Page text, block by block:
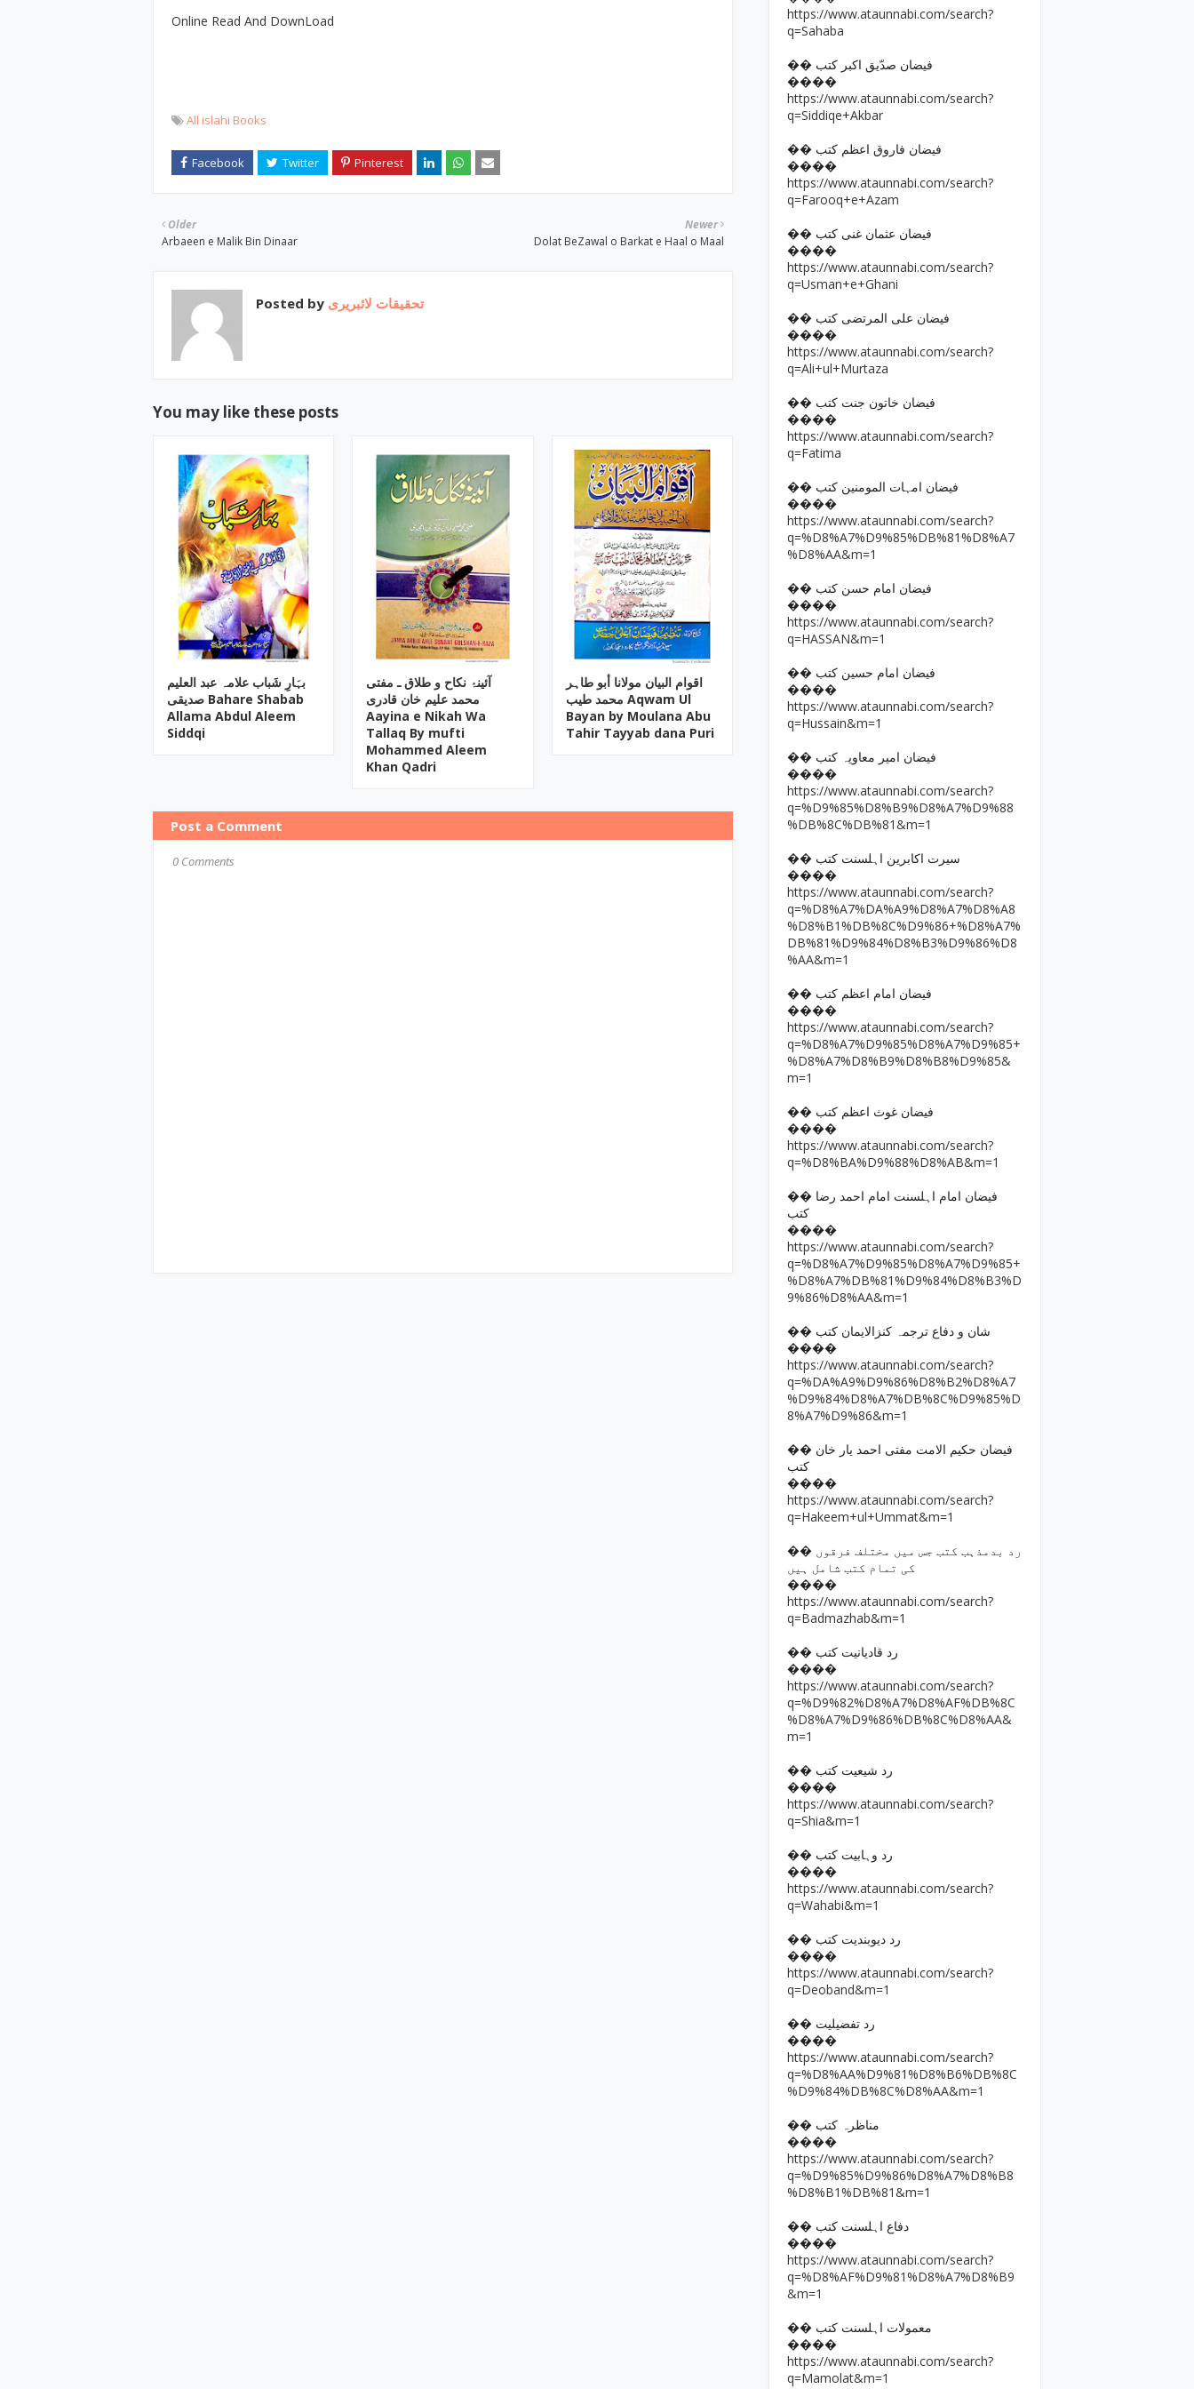
Online Read And DownLoad
All islahi Books
Newer
Dolat BeZawal o Barkat e Haal o Maal
Older
Arbaeen e Malik Bin Dinaar
Posted by تحقیقات لائبریری
You may like these posts
بہَارِ شَباب علامہ عبد العلیم
صدیقی Bahare Shabab
Allama Abdul Aleem
Siddqi
آئینۂ نکاح و طلاق ـ مفتی
محمد علیم خان قادری
Aayina e Nikah Wa
Tallaq By mufti
Mohammed Aleem
Khan Qadri
اقوام البیان مولانا أبو طاہر
محمد طیب Aqwam Ul
Bayan by Moulana Abu
Tahir Tayyab dana Puri
Post a Comment
0 Comments
https://www.ataunnabi.com/search?
q=Sahaba
�� فیضان صدّیق اکبر کتب
����
https://www.ataunnabi.com/search?
q=Siddiqe+Akbar
�� فیضان فاروق اعظم کتب
����
https://www.ataunnabi.com/search?
q=Farooq+e+Azam
�� فیضان عثمان غنی کتب
����
https://www.ataunnabi.com/search?
q=Usman+e+Ghani
�� فیضان علی المرتضی کتب
����
https://www.ataunnabi.com/search?
q=Ali+ul+Murtaza
�� فیضان خاتون جنت کتب
����
https://www.ataunnabi.com/search?
q=Fatima
�� فیضان امہات المومنین کتب
����
https://www.ataunnabi.com/search?
q=%D8%A7%D9%85%DB%81%D8%A7
%D8%AA&m=1
�� فیضان امام حسن کتب
����
https://www.ataunnabi.com/search?
q=HASSAN&m=1
�� فیضان امام حسین کتب
����
https://www.ataunnabi.com/search?
q=Hussain&m=1
�� فیضان امیر معاویہ کتب
����
https://www.ataunnabi.com/search?
q=%D9%85%D8%B9%D8%A7%D9%88
%DB%8C%DB%81&m=1
�� سیرت اکابرین اہلسنت کتب
����
https://www.ataunnabi.com/search?
q=%D8%A7%DA%A9%D8%A7%D8%A8
%D8%B1%DB%8C%D9%86+%D8%A7%
DB%81%D9%84%D8%B3%D9%86%D8
%AA&m=1
�� فیضان امام اعظم کتب
����
https://www.ataunnabi.com/search?
q=%D8%A7%D9%85%D8%A7%D9%85+
%D8%A7%D8%B9%D8%B8%D9%85&
m=1
�� فیضان غوث اعظم کتب
����
https://www.ataunnabi.com/search?
q=%D8%BA%D9%88%D8%AB&m=1
�� فیضان امام اہلسنت امام احمد رضا
کتب
����
https://www.ataunnabi.com/search?
q=%D8%A7%D9%85%D8%A7%D9%85+
%D8%A7%DB%81%D9%84%D8%B3%D
9%86%D8%AA&m=1
�� شان و دفاع ترجمہ کنزالایمان کتب
����
https://www.ataunnabi.com/search?
q=%DA%A9%D9%86%D8%B2%D8%A7
%D9%84%D8%A7%DB%8C%D9%85%D
8%A7%D9%86&m=1
�� فیضان حکیم الامت مفتی احمد یار خان
کتب
����
https://www.ataunnabi.com/search?
q=Hakeem+ul+Ummat&m=1
�� رد بدمذہب کتب جس میں مختلف فرقوں
کی تمام کتب شامل ہیں
����
https://www.ataunnabi.com/search?
q=Badmazhab&m=1
�� رد قادیانیت کتب
����
https://www.ataunnabi.com/search?
q=%D9%82%D8%A7%D8%AF%DB%8C
%D8%A7%D9%86%DB%8C%D8%AA&
m=1
�� رد شیعیت کتب
����
https://www.ataunnabi.com/search?
q=Shia&m=1
�� رد وہابیت کتب
����
https://www.ataunnabi.com/search?
q=Wahabi&m=1
�� رد دیوبندیت کتب
����
https://www.ataunnabi.com/search?
q=Deoband&m=1
�� رد تفضیلیت
����
https://www.ataunnabi.com/search?
q=%D8%AA%D9%81%D8%B6%DB%8C
%D9%84%DB%8C%D8%AA&m=1
�� مناظرہ کتب
����
https://www.ataunnabi.com/search?
q=%D9%85%D9%86%D8%A7%D8%B8
%D8%B1%DB%81&m=1
�� دفاع اہلسنت کتب
����
https://www.ataunnabi.com/search?
q=%D8%AF%D9%81%D8%A7%D8%B9
&m=1
�� معمولات اہلسنت کتب
����
https://www.ataunnabi.com/search?
q=Mamolat&m=1